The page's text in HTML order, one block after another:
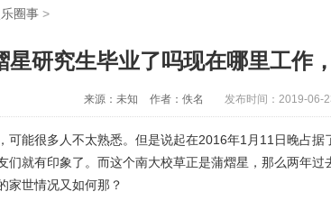
圈事 >
星研究生毕业了吗现在哪里工作
来源：未知 作者：佚名 发布时间：2019-06-
可能很多人不太熟悉。但是说起在2016年1月11日晚占
们就有印象了。而这个南大校草正是蒲熠星，那么两年
家世情况又如何那？